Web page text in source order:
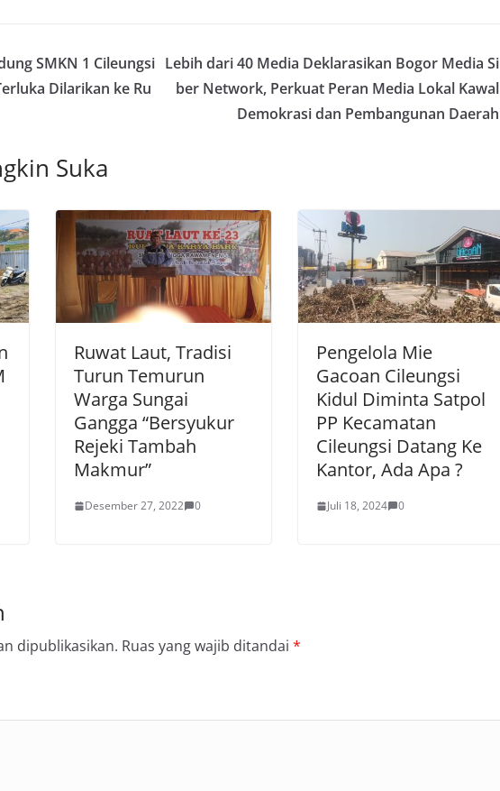
e
st
e
SMKN 1 Cileungsi
Dilarikan ke Ru
Lebih dari 40 Media Deklarasikan Bogor Media Si
ber Network, Perkuat Peran Media Lokal Kawal
Demokrasi dan Pembangunan Daerah
Suka
Ruwat Laut, Tradisi
Turun Temurun
Warga Sungai
Gangga “Bersyukur
Rejeki Tambah
Makmur”
Desember 27, 2022 0
Pengelola Mie
Gacoan Cileungsi
Kidul Diminta Satpol
PP Kecamatan
Cileungsi Datang Ke
Kantor, Ada Apa ?
Juli 18, 2024 0
dipublikasikan. Ruas yang wajib ditandai *